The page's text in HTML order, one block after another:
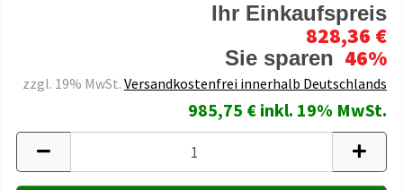
Ihr Einkaufspreis
828,36 €
Sie sparen 46%
zzgl. 19% MwSt. Versandkostenfrei innerhalb Deutschlands
985,75 € inkl. 19% MwSt.